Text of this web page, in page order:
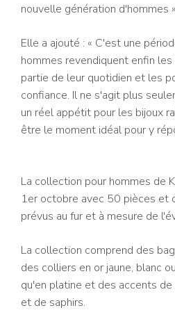
nouvelle génération d'hommes
Elle a ajouté : « C'est une
hommes revendiquent enfin
partie de leur quotidien et les
confiance. Il ne s'agit plus
un réel appétit pour les bijoux
être le moment idéal pour y
La collection pour hommes de
1er octobre avec 50 pièces et
prévus au fur et à mesure de
La collection comprend des
des colliers en or jaune, blanc
qu'en platine et des accents
et de saphirs.